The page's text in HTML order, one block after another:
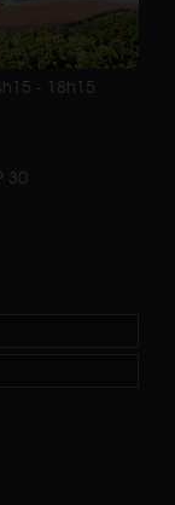
- 18h15
30